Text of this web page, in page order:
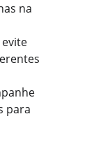
na
evite
para